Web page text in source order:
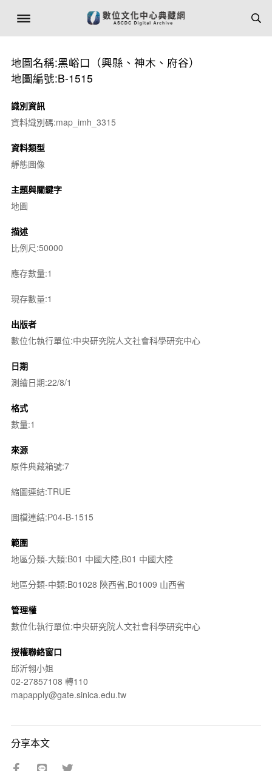
地圖名稱:黑峪口（興縣、神木、府谷）
地圖編號:B-1515
識別資訊
資料識別碼:map_imh_3315
資料類型
靜態圖像
主題與關鍵字
地圖
描述
比例尺:50000
應存數量:1
現存數量:1
出版者
數位化執行單位:中央研究院人文社會科學研究中心
日期
測繪日期:22/8/1
格式
數量:1
來源
原件典藏箱號:7
縮圖連結:TRUE
圖檔連結:P04-B-1515
範圍
地區分類-大類:B01 中國大陸,B01 中國大陸
地區分類-中類:B01028 陝西省,B01009 山西省
管理權
數位化執行單位:中央研究院人文社會科學研究中心
授權聯絡窗口
邱沂翎小姐
02-27857108 轉110
mapapply@gate.sinica.edu.tw
分享本文